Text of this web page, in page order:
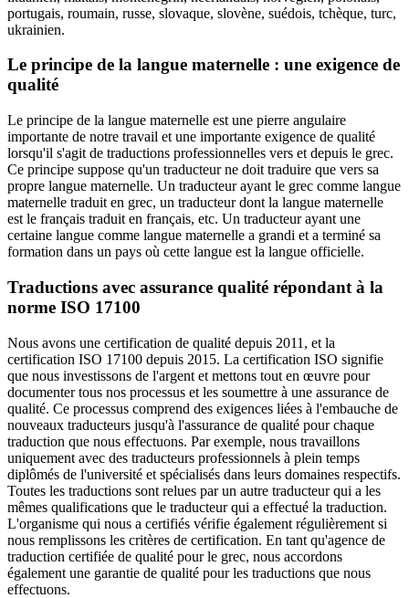
portugais, roumain, russe, slovaque, slovène, suédois, tchèque, turc,
ukrainien.
Le principe de la langue maternelle : une exigence de
qualité
Le principe de la langue maternelle est une pierre angulaire
importante de notre travail et une importante exigence de qualité
lorsqu'il s'agit de traductions professionnelles vers et depuis le grec.
Ce principe suppose qu'un traducteur ne doit traduire que vers sa
propre langue maternelle. Un traducteur ayant le grec comme langue
maternelle traduit en grec, un traducteur dont la langue maternelle
est le français traduit en français, etc. Un traducteur ayant une
certaine langue comme langue maternelle a grandi et a terminé sa
formation dans un pays où cette langue est la langue officielle.
Traductions avec assurance qualité répondant à la
norme ISO 17100
Nous avons une certification de qualité depuis 2011, et la
certification ISO 17100 depuis 2015. La certification ISO signifie
que nous investissons de l'argent et mettons tout en œuvre pour
documenter tous nos processus et les soumettre à une assurance de
qualité. Ce processus comprend des exigences liées à l'embauche de
nouveaux traducteurs jusqu'à l'assurance de qualité pour chaque
traduction que nous effectuons. Par exemple, nous travaillons
uniquement avec des traducteurs professionnels à plein temps
diplômés de l'université et spécialisés dans leurs domaines respectifs.
Toutes les traductions sont relues par un autre traducteur qui a les
mêmes qualifications que le traducteur qui a effectué la traduction.
L'organisme qui nous a certifiés vérifie également régulièrement si
nous remplissons les critères de certification. En tant qu'agence de
traduction certifiée de qualité pour le grec, nous accordons
également une garantie de qualité pour les traductions que nous
effectuons.